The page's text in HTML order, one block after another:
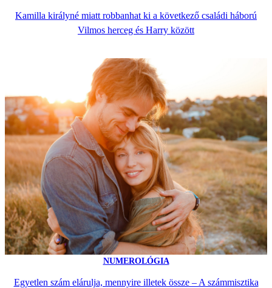
Kamilla királyné miatt robbanhat ki a következő családi háború
Vilmos herceg és Harry között
NUMEROLÓGIA
Egyetlen szám elárulja, mennyire illetek össze – A számmisztika